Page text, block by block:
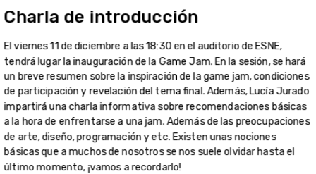
Charla de introducción
El viernes 11 de diciembre a las 18:30 en el auditorio de ESNE,
tendrá lugar la inauguración de la Game Jam. En la sesión, se hará
un breve resumen sobre la inspiración de la game jam, condiciones
de participación y revelación del tema final. Además, Lucía Jurado
impartirá una charla informativa sobre recomendaciones básicas
a la hora de enfrentarse a una jam. Además de las preocupaciones
de arte, diseño, programación y etc. Existen unas nociones
básicas que a muchos de nosotros se nos suele olvidar hasta el
último momento, ¡vamos a recordarlo!